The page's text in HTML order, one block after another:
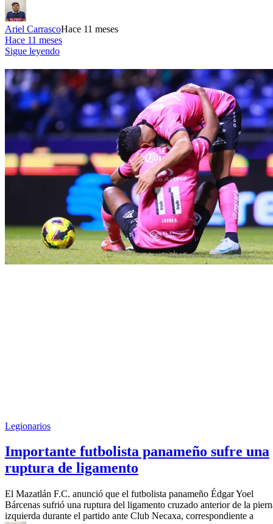
Ariel CarrascoHace 11 meses
Hace 11 meses
Sigue leyendo
Legionarios
Importante futbolista panameño sufre una
ruptura de ligamento
El Mazatlán F.C. anunció que el futbolista panameño Édgar Yoel
Bárcenas sufrió una ruptura del ligamento cruzado anterior de la
izquierda durante el partido ante Club Necaxa, correspondiente a